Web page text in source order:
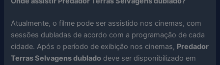
Atualmente, o filme pode ser assistido nos cinemas, com
sessões dubladas de acordo com a programação de cada
cidade. Após o período de exibição nos cinemas, Predador
Terras Selvagens dublado deve ser disponibilizado em